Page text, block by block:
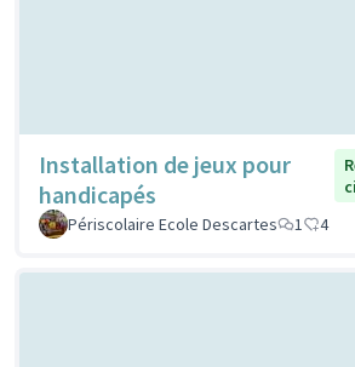
Installation de jeux pour
handicapés
Périscolaire Ecole Descartes
1 4